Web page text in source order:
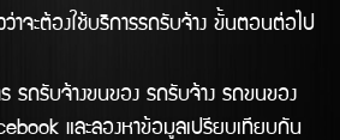
วว่าจะต้องใช้บริการรถรับจ้าง ขั้นตอนต่อไป
างขนของ รถรับจ้าง รถขนของ
และลองหาข้อมูลเปรียบเทียบกัน